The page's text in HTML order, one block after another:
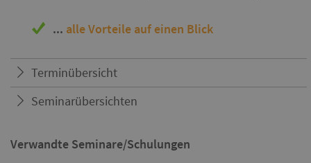
... alle Vorteile auf einen Blick
Terminübersicht
Seminarübersichten
Verwandte Seminare/Schulungen